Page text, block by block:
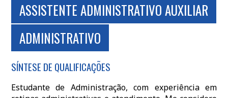
ASSISTENTE ADMINISTRATIVO AUXILIAR
ADMINISTRATIVO
SÍNTESE DE QUALIFICAÇÕES
Estudante de Administração, com experiência em